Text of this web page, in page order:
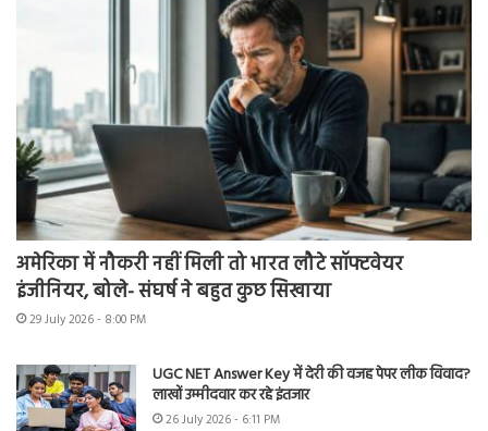
अमेरिका में नौकरी नहीं मिली तो भारत लौटे सॉफ्टवेयर
इंजीनियर, बोले- संघर्ष ने बहुत कुछ सिखाया
29 July 2026 - 8:00 PM
UGC NET Answer Key में देरी की वजह पेपर लीक विवाद?
लाखों उम्मीदवार कर रहे इंतजार
26 July 2026 - 6:11 PM